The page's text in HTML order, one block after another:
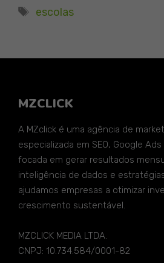
Tags
escolas
MZCLICK
A MZclick é uma agência de
especializada em SEO, Google
focada em gerar resultados
inteligência de dados e
ajudamos empresas a otimizar
crescimento sustentável.
MZCLICK MEDIA LTDA.
CNPJ: 10.734.584/0001-82